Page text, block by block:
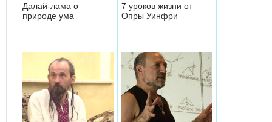
Далай-лама о
природе ума
7 уроков жизни от
Опры Уинфри